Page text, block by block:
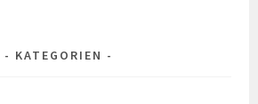
KATEGORIEN